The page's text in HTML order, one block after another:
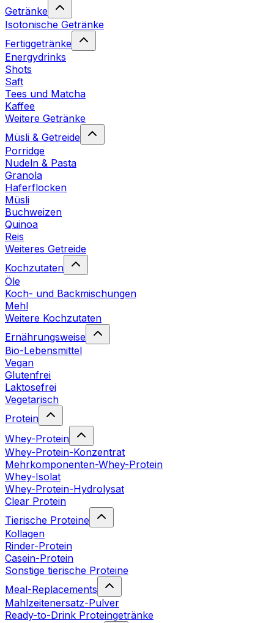
Getränke
Isotonische Getränke
Fertiggetränke
Energydrinks
Shots
Saft
Tees und Matcha
Kaffee
Weitere Getränke
Müsli & Getreide
Porridge
Nudeln & Pasta
Granola
Haferflocken
Müsli
Buchweizen
Quinoa
Reis
Weiteres Getreide
Kochzutaten
Öle
Koch- und Backmischungen
Mehl
Weitere Kochzutaten
Ernährungsweise
Bio-Lebensmittel
Vegan
Glutenfrei
Laktosefrei
Vegetarisch
Protein
Whey-Protein
Whey-Protein-Konzentrat
Mehrkomponenten-Whey-Protein
Whey-Isolat
Whey-Protein-Hydrolysat
Clear Protein
Tierische Proteine
Kollagen
Rinder-Protein
Casein-Protein
Sonstige tierische Proteine
Meal-Replacements
Mahlzeitenersatz-Pulver
Ready-to-Drink Proteingetränke